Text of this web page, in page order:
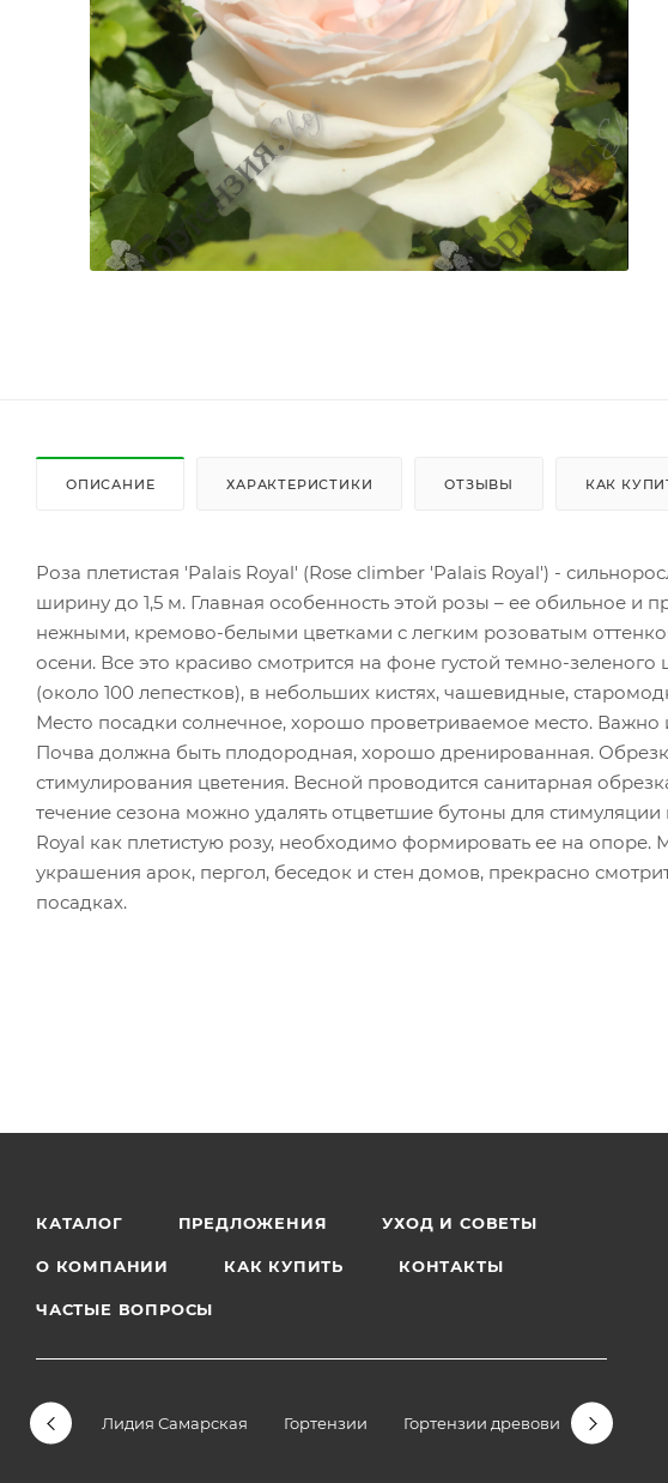
ОПИСАНИЕ ХАРАКТЕРИСТИКИ ОТЗЫВЫ КАК
Роза плетистая 'Palais Royal' (Rose climber 'Palais Royal') -
ширину до 1,5 м. Главная особенность этой розы – ее обильное и
нежными, кремово-белыми цветками с легким розоватым
осени. Все это красиво смотрится на фоне густой темно-
(около 100 лепестков), в небольших кистях, чашевидные,
Место посадки солнечное, хорошо проветриваемое место. Важно
Почва должна быть плодородная, хорошо дренированная.
стимулирования цветения. Весной проводится санитарная
течение сезона можно удалять отцветшие бутоны для
Royal как плетистую розу, необходимо формировать ее на опоре.
украшения арок, пергол, беседок и стен домов, прекрасно
посадках.
КАТАЛОГ ПРЕДЛОЖЕНИЯ УХОД И СОВЕТЫ
О КОМПАНИИ КАК КУПИТЬ КОНТАКТЫ
ЧАСТЫЕ ВОПРОСЫ
Лидия Самарская Гортензии Гортензии древовидные